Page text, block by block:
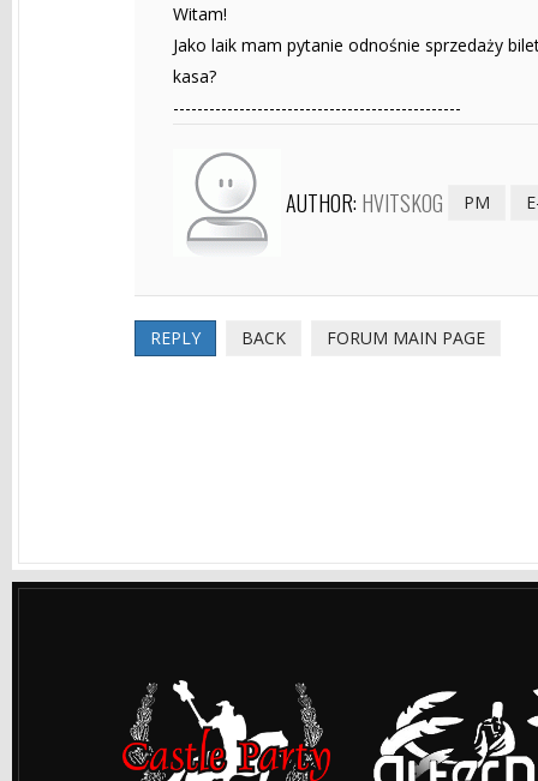
Witam!
Jako laik mam pytanie odnośnie sprzedaży
kasa?
------------------------------------------------
AUTHOR: HVITSKOG PM
REPLY BACK FORUM MAIN PAGE